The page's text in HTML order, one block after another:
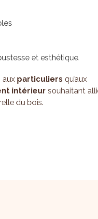
et esthétique.
aux particuliers qu’aux
intérieur souhaitant
du bois.